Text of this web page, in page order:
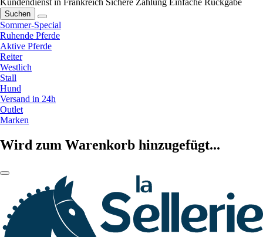
Kundendienst in Frankreich Sichere Zahlung Einfache Rückgabe
Suchen
Sommer-Special
Ruhende Pferde
Aktive Pferde
Reiter
Westlich
Stall
Hund
Versand in 24h
Outlet
Marken
Wird zum Warenkorb hinzugefügt...